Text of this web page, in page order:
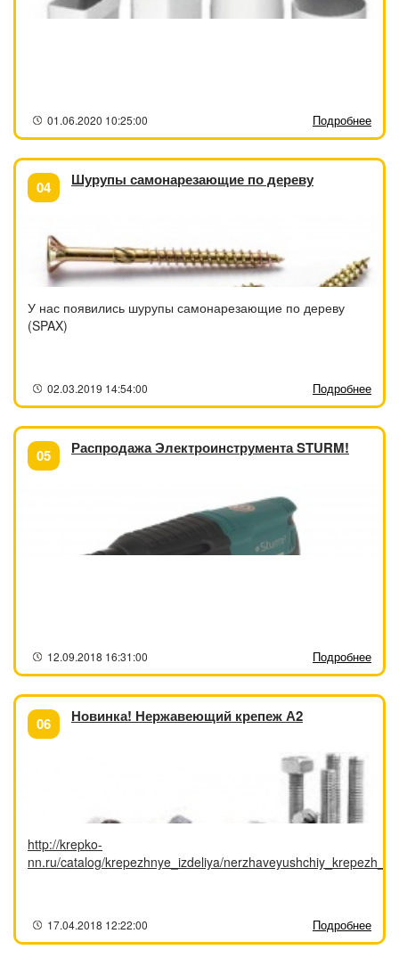
01.06.2020 10:25:00 Подробнее
04 Шурупы самонарезающие по дереву
У нас появились шурупы самонарезающие по дереву
(SPAX)
02.03.2019 14:54:00 Подробнее
05 Распродажа Электроинструмента STURM!
12.09.2018 16:31:00 Подробнее
06 Новинка! Нержавеющий крепеж А2
http://krepko-
nn.ru/catalog/krepezhnye_izdeliya/
17.04.2018 12:22:00 Подробнее